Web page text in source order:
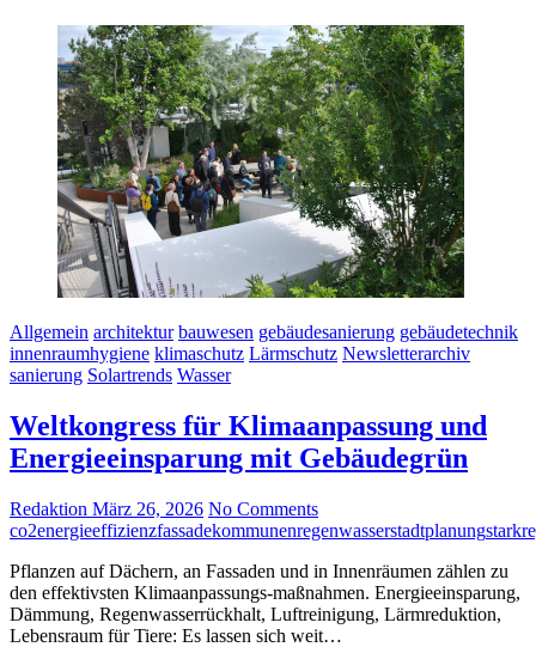
Allgemein architektur bauwesen gebäudesanierung gebäudetechnik
innenraumhygiene klimaschutz Lärmschutz Newsletterarchiv
sanierung Solartrends Wasser
Weltkongress für Klimaanpassung und
Energieeinsparung mit Gebäudegrün
Redaktion März 26, 2026 No Comments
co2energieeffizienzfassadekommunenregenwasserstadtplanung
Pflanzen auf Dächern, an Fassaden und in Innenräumen zählen zu
den effektivsten Klimaanpassungs-maßnahmen. Energieeinsparung,
Dämmung, Regenwasserrückhalt, Luftreinigung, Lärmreduktion,
Lebensraum für Tiere: Es lassen sich weit…